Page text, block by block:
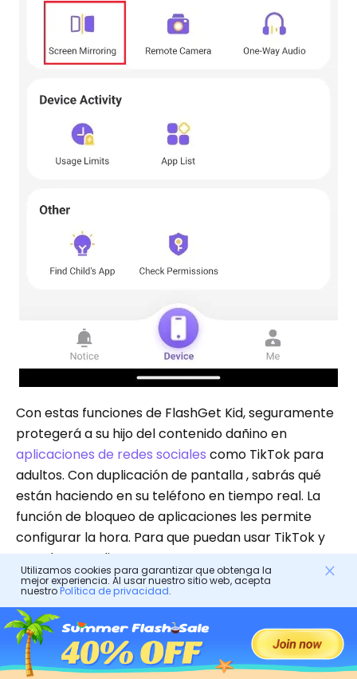
Con estas funciones de FlashGet Kid, seguramente
protegerá a su hijo del contenido dañino en
aplicaciones de redes sociales como TikTok para
adultos. Con duplicación de pantalla , sabrás qué
están haciendo en su teléfono en tiempo real. La
función de bloqueo de aplicaciones les permite
configurar la hora. Para que puedan usar TikTok y
no volverse adictos.
Conclusión
La existencia de aplicaciones similares como TikTok
para adultos sigue siendo una preocupación para
Utilizamos cookies para garantizar que obtenga la
mejor experiencia. Al usar nuestro sitio web, acepta
nuestroPolítica de privacidad.